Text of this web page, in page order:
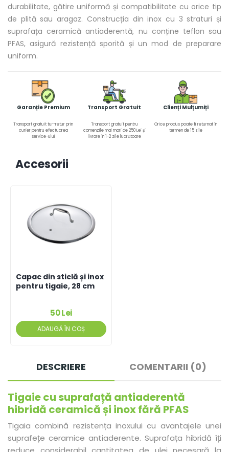
durabilitate, gătire uniformă și compatibilitate cu orice tip
de plită sau aragaz. Construcția din inox cu 3 straturi și
suprafața ceramică antiaderentă, nu conține teflon sau
PFAS, asigură rezistență sporită și un mod de preparare
uniform.
Garanție Premium
Transport gratuit tur-retur prin
curier pentru efectuarea
service-ului
Transport Gratuit
Transport gratuit pentru
comenzile mai mari de 250 Lei și
livrare în 1-2 zile lucrătoare
Clienți Mulțumiți
Orice produs poate fi returnat în
termen de 15 zile
Accesorii
Capac din sticlă și inox
pentru tigaie, 28 cm
50 Lei
ADAUGĂ ÎN COȘ
DESCRIERE COMENTARII (0)
Tigaie cu suprafață antiaderentă
hibridă ceramică și inox fără PFAS
Tigaia combină rezistența inoxului cu avantajele unei
suprafețe ceramice antiaderente. Suprafața hibridă îți